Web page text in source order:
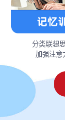
分类联想
加强注意